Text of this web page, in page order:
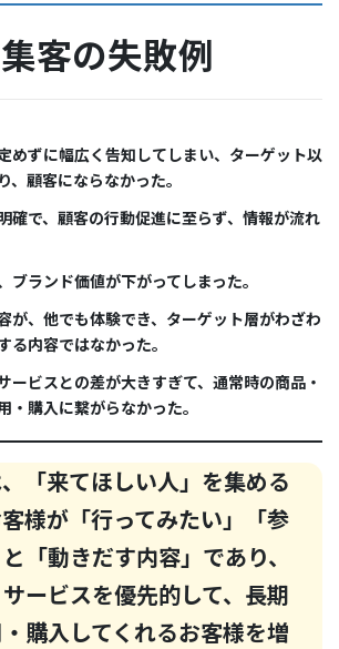
客の失敗例
めずに幅広く告知してしまい、ターゲット以
、顧客にならなかった。
確で、顧客の行動促進に至らず、情報が流れ
ブランド価値が下がってしまった。
が、他でも体験でき、ターゲット層がわざわ
る内容ではなかった。
ービスとの差が大きすぎて、通常時の商品・
・購入に繋がらなかった。
「来てほしい人」を集める
様が「行ってみたい」「参
「動きだす内容」であり、
ービスを優先的して、長期
購入してくれるお客様を増